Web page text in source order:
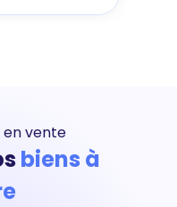
en vente
biens à